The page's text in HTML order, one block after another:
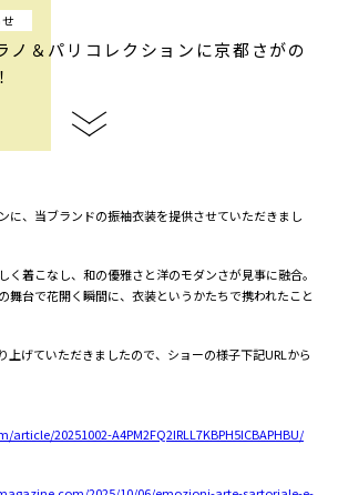
ノ＆パリコレクションに京都さがの
に、当ブランドの振袖衣装を提供させていただきまし
く着こなし、和の優雅さと洋のモダンさが見事に融合。
舞台で花開く瞬間に、衣装というかたちで携われたこと
上げていただきましたので、ショーの様子下記URLから
20251002-A4PM2FQ2IRLL7KBPH5ICBAPHBU/